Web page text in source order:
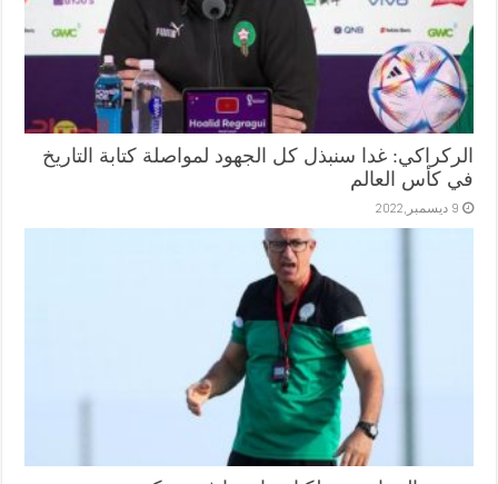
الركراكي: غدا سنبذل كل الجهود لمواصلة كتابة التاريخ
في كأس العالم
9 ديسمبر,2022